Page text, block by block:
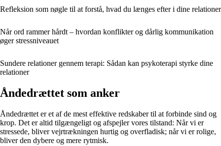
Refleksion som nøgle til at forstå, hvad du længes efter i dine relationer
Når ord rammer hårdt – hvordan konflikter og dårlig kommunikation
øger stressniveauet
Sundere relationer gennem terapi: Sådan kan psykoterapi styrke dine
relationer
Åndedrættet som anker
Åndedrættet er et af de mest effektive redskaber til at forbinde sind og
krop. Det er altid tilgængeligt og afspejler vores tilstand: Når vi er
stressede, bliver vejrtrækningen hurtig og overfladisk; når vi er rolige,
bliver den dybere og mere rytmisk.